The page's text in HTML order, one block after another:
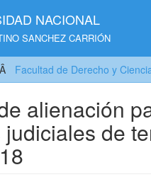
NACIONAL
SANCHEZ CARRIÓN
Facultad de Derecho y
alienación
de